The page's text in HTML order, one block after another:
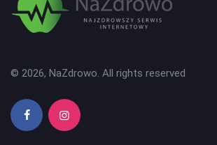
© 2026, NaZdrowo. All rights reserved